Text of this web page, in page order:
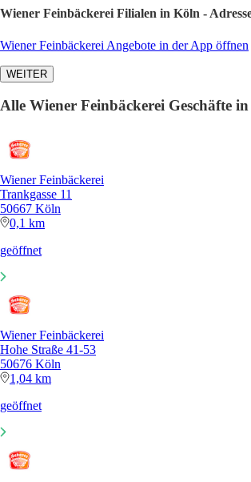
Wiener Feinbäckerei Filialen in Köln -
Wiener Feinbäckerei Angebote in der App öffnen
WEITER
Alle Wiener Feinbäckerei Geschäfte
Wiener Feinbäckerei
Trankgasse 11
50667 Köln
0,1 km
geöffnet
Wiener Feinbäckerei
Hohe Straße 41-53
50676 Köln
1,04 km
geöffnet